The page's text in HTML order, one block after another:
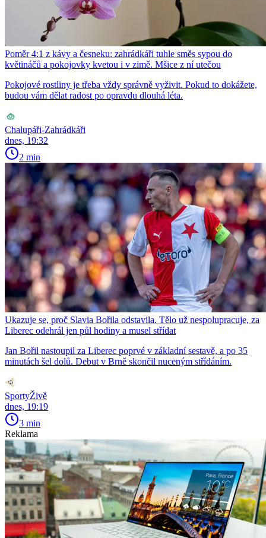
Poměr 4:1 z kávy a česneku: zahrádkáři tuhle směs sypou do
květináčů a pokojovky kvetou i v zimě. Mšice z ní utečou
Pokojové rostliny je třeba vždy správně vyživit. Pokud to dokážete,
budou vám dělat radost po opravdu dlouhá léta.
Chalupáři-Zahrádkáři
dnes, 19:32
2 min
Ukazuje se, proč Slavia Bořila odstavila. Tělo už nespolupracuje, za
Liberec odehrál jen půl hodiny a musel střídat
Jan Bořil nastoupil za Liberec poprvé v základní sestavě, a po 35
minutách šel dolů. Debut v Brně skončil nuceným střídáním.
SportyŽivě
dnes, 19:19
3 min
Reklama